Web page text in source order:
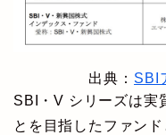
出典： SBI
SBI・V シリーズは実
とを目指したファン